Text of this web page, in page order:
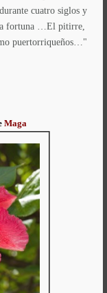
cuatro siglos y
fortuna …El pitirre,
puertorriqueños…"
Maga